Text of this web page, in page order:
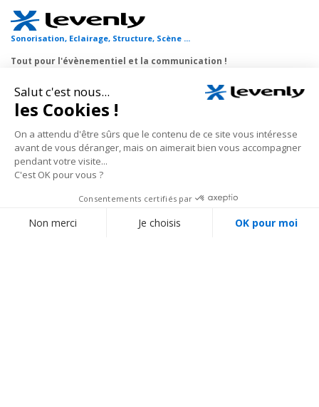
Sonorisation, Eclairage, Structure, Scène ...
Tout pour l'évènementiel et la communication !
d'éclairage, public-address et visites guidées, flight-case, sans oublier les
structures scéniques et structures aluminium pour stand d'exposition et
grill auto-porté avec leurs projecteurs à leds et architecturaux.
Nos conseillers spécialisés vous écoutent au01 69
35 36 36
du lundi au vendredi de 10h à 18h (hors jours fériés), prix d’un appel local